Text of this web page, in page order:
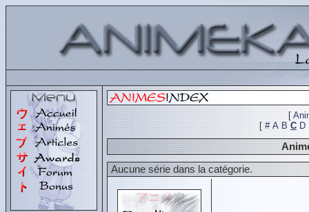
[
[ # A B C D
Aucune série dans la catégorie.